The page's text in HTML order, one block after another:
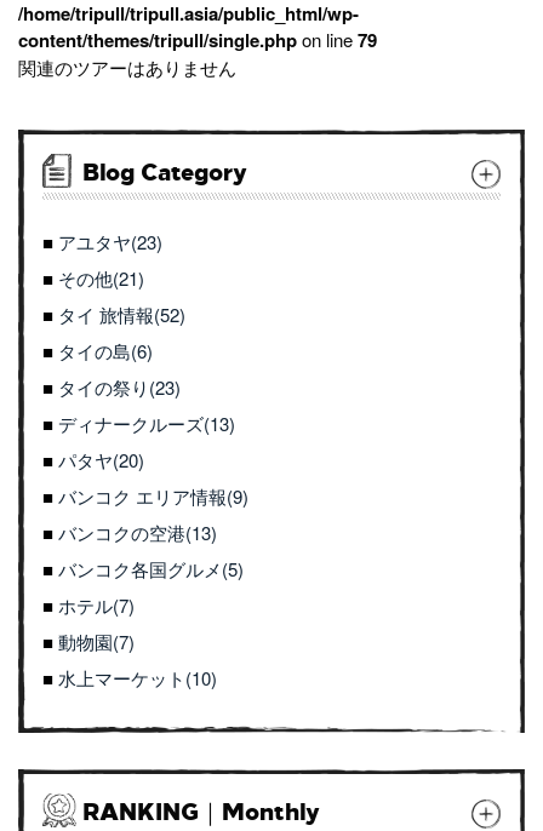
/home/tripull/tripull.asia/public_html/wp-
content/themes/tripull/single.phpon line79
関連のツアーはありません
Blog Category
アユタヤ(23)
その他(21)
タイ 旅情報(52)
タイの島(6)
タイの祭り(23)
ディナークルーズ(13)
パタヤ(20)
バンコク エリア情報(9)
バンコクの空港(13)
バンコク各国グルメ(5)
ホテル(7)
動物園(7)
水上マーケット(10)
RANKING｜Monthly